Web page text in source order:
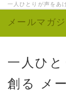
一人ひとりが声
メールマガ
一人ひ
創る メ